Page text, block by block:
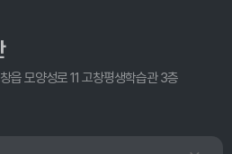
읍 모양성로 11 고창평생학습관 3층